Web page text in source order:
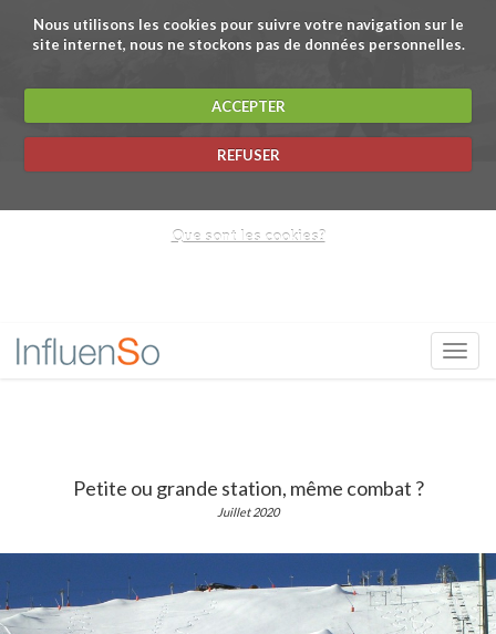
Nous utilisons les cookies pour suivre votre navigation sur le
site internet, nous ne stockons pas de données personnelles.
ACCEPTER
REFUSER
Que sont les cookies?
convaincre
influencer
convaincre
communiquer
convaincre
Petite ou grande station, même combat ?
Juillet 2020